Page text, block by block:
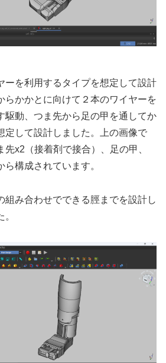
ーを利用するタイプを想定して設計
らかかとに向けて２本のワイヤーを
駆動、つま先から足の甲を通してか
定して設計しました。上の画像で
x2（接着剤で接合）、足の甲、
構成されています。
組み合わせでできる脛までを設計し